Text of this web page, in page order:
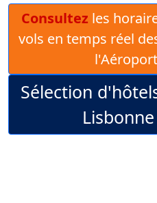
Consultez les
vols en temps réel
Sélection